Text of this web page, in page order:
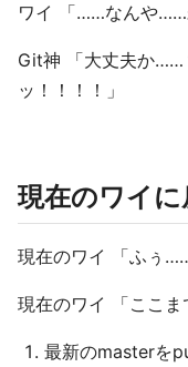
ワイ 「……なんや……
Git神 「大丈夫か……
ッ！！！！」
現在のワイに
現在のワイ 「ふぅ……
現在のワイ 「ここま
最新のmasterを